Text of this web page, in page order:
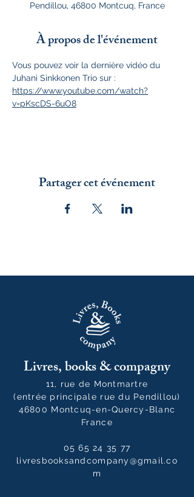
Pendillou, 46800 Montcuq, France
À propos de l'événement
Vous pouvez voir la dernière vidéo du
Juhani Sinkkonen Trio sur :
https://www.youtube.com/watch?
v=pKscDS-6uO8
Partager cet événement
Livres, books & compagny
11, rue de Montmartre
(entrée principale rue du Pendillou)
46800 Montcuq-en-Quercy-Blanc
France
05 65 24 35 77
livresbooksandcompany@gmail.co
m